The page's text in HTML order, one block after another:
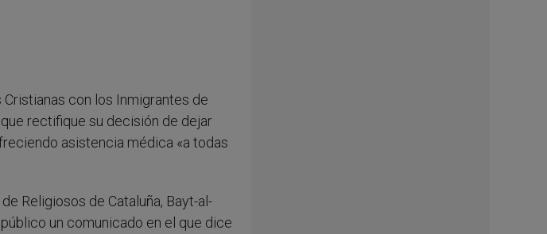
con los Inmigrantes de
rectifique su decisión de dejar
asistencia médica «a todas
Religiosos de Cataluña, Bayt-al-
un comunicado en el que dice